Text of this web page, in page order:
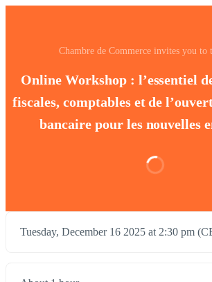
Chambre de Commerce invites you to
Online Workshop : l’essentiel
fiscales, comptables et de
bancaire pour les nouvelles
Tuesday, December 16 2025 at 2:30 pm